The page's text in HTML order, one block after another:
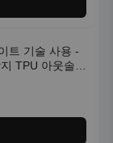
트 기술 사용 -
TPU 아웃솔,
헬스, 트레이
적합